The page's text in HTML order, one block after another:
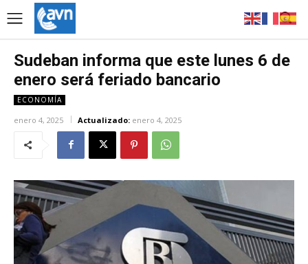
Sudeban informa que este lunes 6 de
enero será feriado bancario
ECONOMÍA
enero 4, 2025 Actualizado: enero 4, 2025